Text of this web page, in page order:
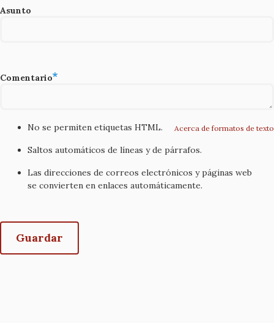
Asunto
Comentario
Acerca de formatos de texto
No se permiten etiquetas HTML.
Saltos automáticos de líneas y de párrafos.
Las direcciones de correos electrónicos y páginas web
se convierten en enlaces automáticamente.